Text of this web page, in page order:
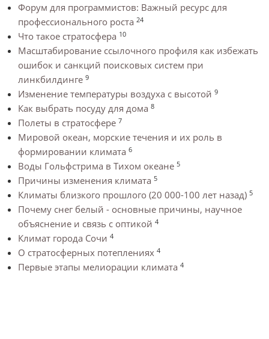
Форум для программистов: Важный ресурс для
профессионального роста 24
Что такое стратосфера 10
Масштабирование ссылочного профиля как избежать
ошибок и санкций поисковых систем при
линкбилдинге 9
Изменение температуры воздуха с высотой 9
Как выбрать посуду для дома 8
Полеты в стратосфере 7
Мировой океан, морские течения и их роль в
формировании климата 6
Воды Гольфстрима в Тихом океане 5
Причины изменения климата 5
Климаты близкого прошлого (20 000-100 лет назад) 5
Почему снег белый - основные причины, научное
объяснение и связь с оптикой 4
Климат города Сочи 4
О стратосферных потеплениях 4
Первые этапы мелиорации климата 4